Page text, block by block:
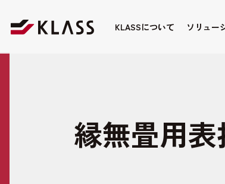
KLASSについて ソリュー
縁無畳用